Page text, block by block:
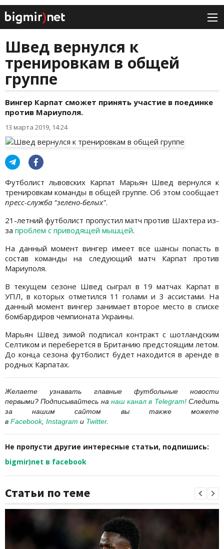
Швед вернулся к
тренировкам в общей
группе
Вингер Карпат сможет принять участие в поединке
против Мариуполя.
13 марта 2019, 14:24
Футболист львовских Карпат Марьян Швед вернулся к
тренировкам команды в общей группе. Об этом сообщает
пресс-служба "зелено-белых".
21-летний футболист пропустил матч против Шахтера из-
за проблем с приводящей мышцей.
На данный момент вингер имеет все шансы попасть в
состав команды на следующий матч Карпат против
Мариуполя.
В текущем сезоне Швед сыграл в 19 матчах Карпат в
УПЛ, в которых отметился 11 голами и 3 ассистами. На
данный момент вингер занимает второе место в списке
бомбардиров чемпионата Украины.
Марьян Швед зимой подписал контракт с шотландским
Селтиком и переберется в Британию предстоящим летом.
До конца сезона футболист будет находится в аренде в
родных Карпатах.
Желаете узнавать главные футбольные новости
первыми? Подписывайтесь на наш канал в Telegram!Следить
за нашим сайтом вы также можете
в Facebook, Instagram и Twitter.
Не пропусти другие интересные статьи, подпишись:
bigmir)net в facebook
Статьи по теме